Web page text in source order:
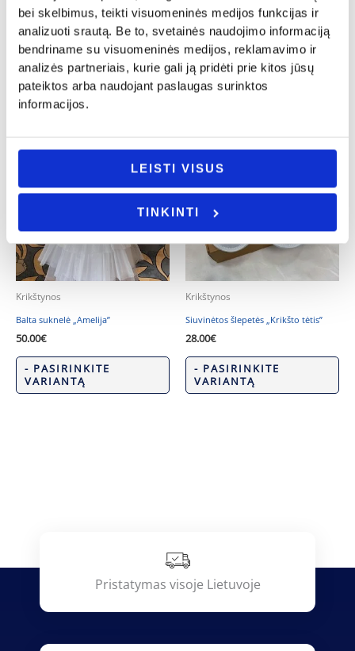
bei skelbimus, teikti visuomeninės medijos funkcijas ir
analizuoti srautą. Be to, svetainės naudojimo informaciją
bendriname su visuomeninės medijos, reklamavimo ir
analizės partneriais, kurie gali ją pridėti prie kitos jūsų
pateiktos arba naudojant paslaugas surinktos
informacijos.
LEISTI VISUS
TINKINTI
tėveli”
16.00€
Į KREPŠELĮ
tėčio”
25.00
- PASIRINKITE
VARIANTĄ
Krikštynos
Balta suknelė „Amelija”
50.00€
- PASIRINKITE
VARIANTĄ
Krikštynos
Siuvinėtos šlepetės „Krikšto tėtis”
28.00€
- PASIRINKITE
VARIANTĄ
Pristatymas visoje Lietuvoje